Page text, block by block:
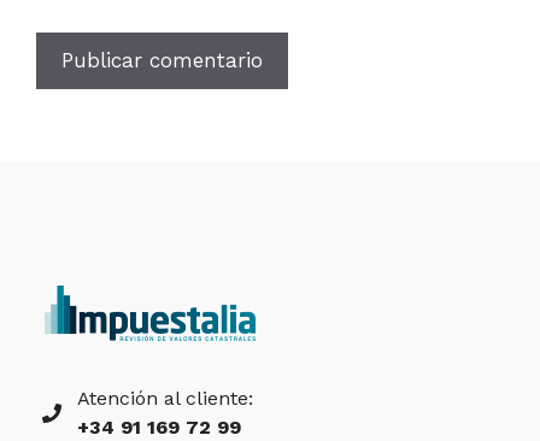
Atención al cliente:
+34 91 169 72 99